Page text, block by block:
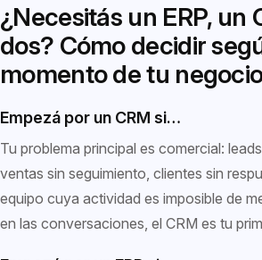
¿Necesitás un ERP, un
dos? Cómo decidir
momento de tu
Empezá por un CRM si…
Tu problema principal es comercial:
ventas sin seguimiento, clientes sin
equipo cuya actividad es imposible de
en las conversaciones, el CRM es tu